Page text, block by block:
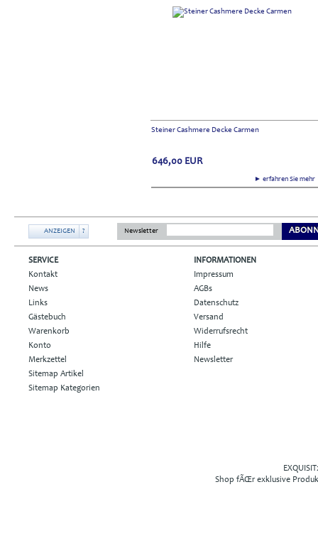
Steiner Cashmere Decke Carmen
► erfahren Sie
646,00 EUR
ANZEIGEN ? Newsletter
SERVICE
Kontakt
News
Links
Gästebuch
Warenkorb
Konto
Merkzettel
Sitemap Artikel
Sitemap Kategorien
INFORMATIONEN
Impressum
AGBs
Datenschutz
Versand
Widerrufsrecht
Hilfe
Newsletter
Shop fÃŒr exklusive